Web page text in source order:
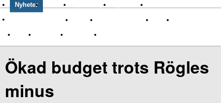
Nyheter Krönikor Sport & spel Nyhetsbrev
Om Idrottens Affärer
Affärer I spåren av Corona Arena
Namn Sponsring TV-nyheter
Ökad budget trots Rögles
minus